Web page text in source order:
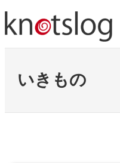
内
容
を
いきもの